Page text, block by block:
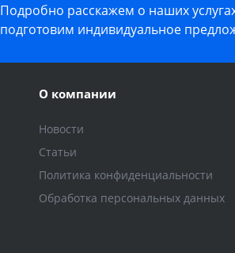
Подробно расскажем о наших
подготовим индивидуальное
О компании
Новости
Статьи
Политика конфиденциальности
Обработка персональных данных